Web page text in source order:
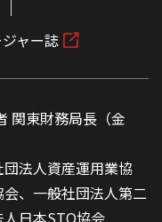
ャー誌
関東財務局長（金
法人資産運用業協
、一般社団法人第二